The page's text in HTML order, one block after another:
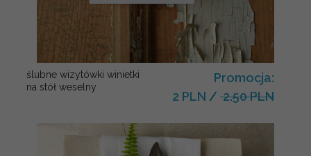
ślubne wizytówki winietki
na stół weselny
Promocja:
2 PLN / 2.50 PLN